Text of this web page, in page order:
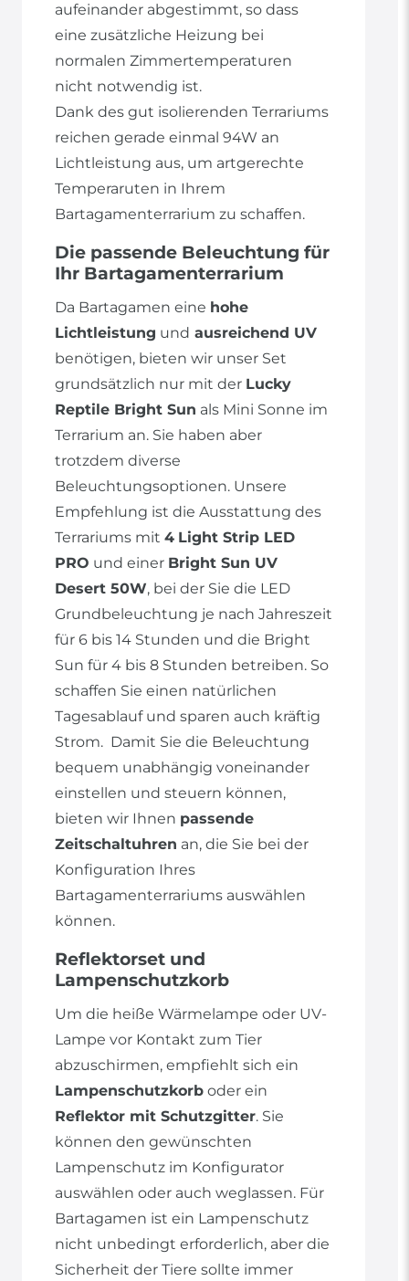
aufeinander abgestimmt, so dass
eine zusätzliche Heizung bei
normalen Zimmertemperaturen
nicht notwendig ist.
Dank des gut isolierenden Terrariums
reichen gerade einmal 94W an
Lichtleistung aus, um artgerechte
Temperaruten in Ihrem
Bartagamenterrarium zu schaffen.
Die passende Beleuchtung für
Ihr Bartagamenterrarium
Da Bartagamen eine hohe
Lichtleistung und ausreichend UV
benötigen, bieten wir unser Set
grundsätzlich nur mit der Lucky
Reptile Bright Sun als Mini Sonne im
Terrarium an. Sie haben aber
trotzdem diverse
Beleuchtungsoptionen. Unsere
Empfehlung ist die Ausstattung des
Terrariums mit 4 Light Strip LED
PRO und einer Bright Sun UV
Desert 50W, bei der Sie die LED
Grundbeleuchtung je nach Jahreszeit
für 6 bis 14 Stunden und die Bright
Sun für 4 bis 8 Stunden betreiben. So
schaffen Sie einen natürlichen
Tagesablauf und sparen auch kräftig
Strom. Damit Sie die Beleuchtung
bequem unabhängig voneinander
einstellen und steuern können,
bieten wir Ihnen passende
Zeitschaltuhren an, die Sie bei der
Konfiguration Ihres
Bartagamenterrariums auswählen
können.
Reflektorset und
Lampenschutzkorb
Um die heiße Wärmelampe oder UV-
Lampe vor Kontakt zum Tier
abzuschirmen, empfiehlt sich ein
Lampenschutzkorb oder ein
Reflektor mit Schutzgitter. Sie
können den gewünschten
Lampenschutz im Konfigurator
auswählen oder auch weglassen. Für
Bartagamen ist ein Lampenschutz
nicht unbedingt erforderlich, aber die
Sicherheit der Tiere sollte immer